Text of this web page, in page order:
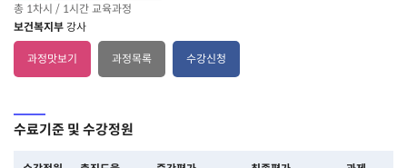
총 1차시 / 1시간 교육과정
보건복지부 강사
과정맛보기 과정목록 수강신청
수료기준 및 수강정원